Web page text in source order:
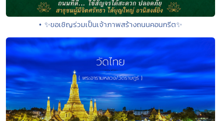
• ✨ขอเชิญร่วมเป็นเจ้าภาพสร้างถนนคอนกรีต✨